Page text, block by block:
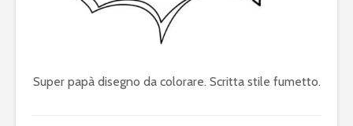
Super papà disegno da colorare. Scritta stile fumetto.